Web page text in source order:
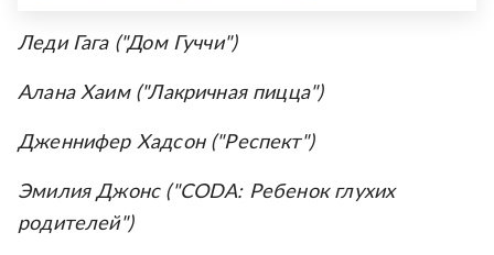
Леди Гага ("Дом Гуччи")
Алана Хаим ("Лакричная пицца")
Дженнифер Хадсон ("Респект")
Эмилия Джонс ("CODA: Ребенок глухих
родителей")